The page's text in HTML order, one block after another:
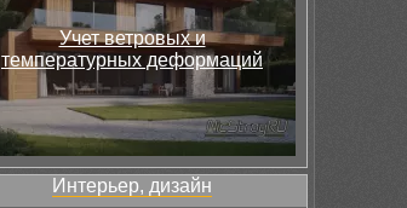
Учет ветровых и
температурных деформаций
Интерьер, дизайн